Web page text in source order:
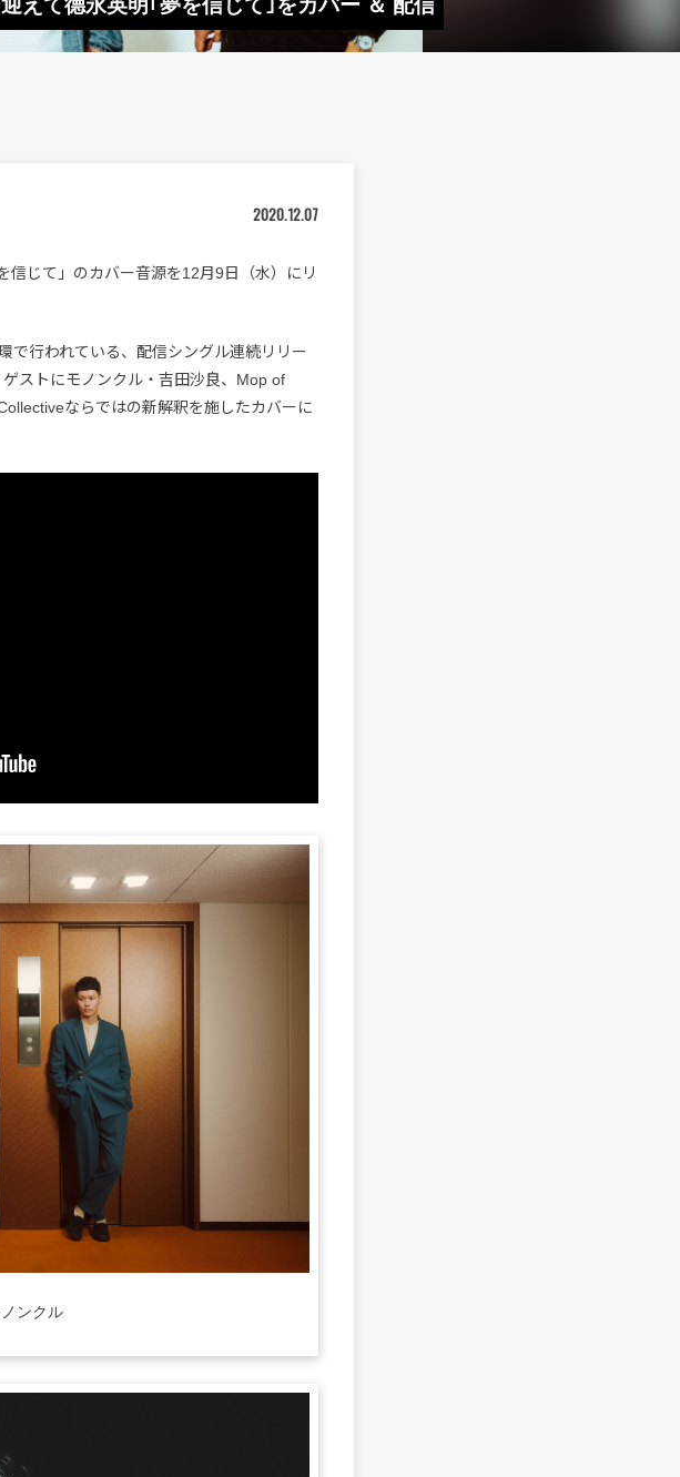
て德永英明｢夢を信じて｣をカバー ＆ 配信
2020.12.07
信じて」のカバー音源を12月9日（水）にリ
で行われている、配信シングル連続リリー
ストにモノンクル・吉田沙良、Mop of
ならではの新解釈を施したカバーに
ンクル